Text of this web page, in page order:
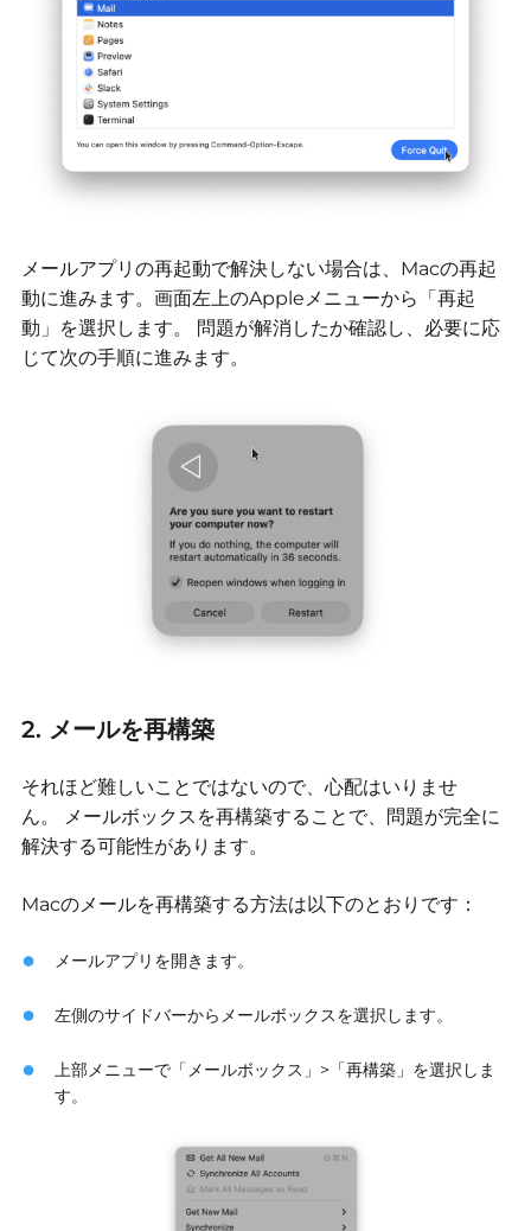
メールアプリの再起動で解決しない場合は、Macの再起
動に進みます。画面左上のAppleメニューから「再起
動」を選択します。
問題が解消したか確認し、必要に応
じて次の手順に進みます。
2. メールを再構築
それほど難しいことではないので、心配はいりませ
ん。
メールボックスを再構築することで、問題が完全に
解決する可能性があります。
Macのメールを再構築する方法は以下のとおりです：
メールアプリを開きます。
左側のサイドバーからメールボックスを選択します。
上部メニューで「メールボックス」>「再構築」を選択しま
す。